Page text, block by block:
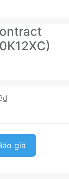
PageWide
giá